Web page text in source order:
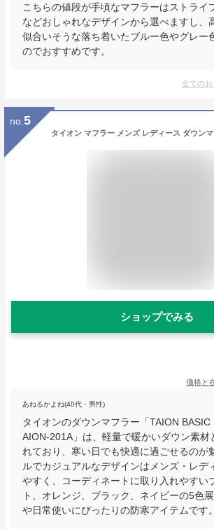
こちらの値段が手頃なマフラーはストライ
などおしゃれなデザインから選べますし、
似合いそうな落ち着いたブルー色やグレー
のでおすすめです。
全てのお
no. 5
ショップでみる
価格と
あねるかよね(40代・男性)
タイオンのダウンマフラー「TAION
AION-201A」は、軽量で暖かいダウン素材
れており、寒い日でも快適に過ごせるのが
ルでカジュアルなデザインはメンズ・レデ
やすく、コーディネートに取り入れやすい
ト、オレンジ、ブラック、ネイビーの5色
や日常使いにぴったりの防寒アイテムです。